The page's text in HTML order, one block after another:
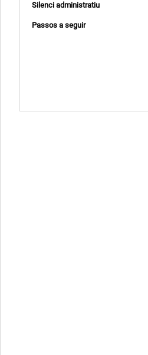
Silenci administratiu
Passos a seguir